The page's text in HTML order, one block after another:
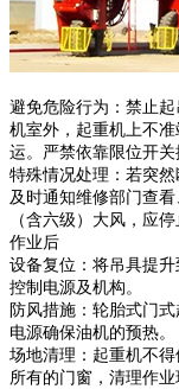
避免危险行为：禁止
机室外，起重机上不
运。严禁依靠限位开关
特殊情况处理：若突
及时通知维修部门查
（含六级）大风，应停
作业后
设备复位：将吊具提
控制电源及机构。
防风措施：轮胎式门
电源确保油机的预热。
场地清理：起重机不
所有的门窗，清理作业